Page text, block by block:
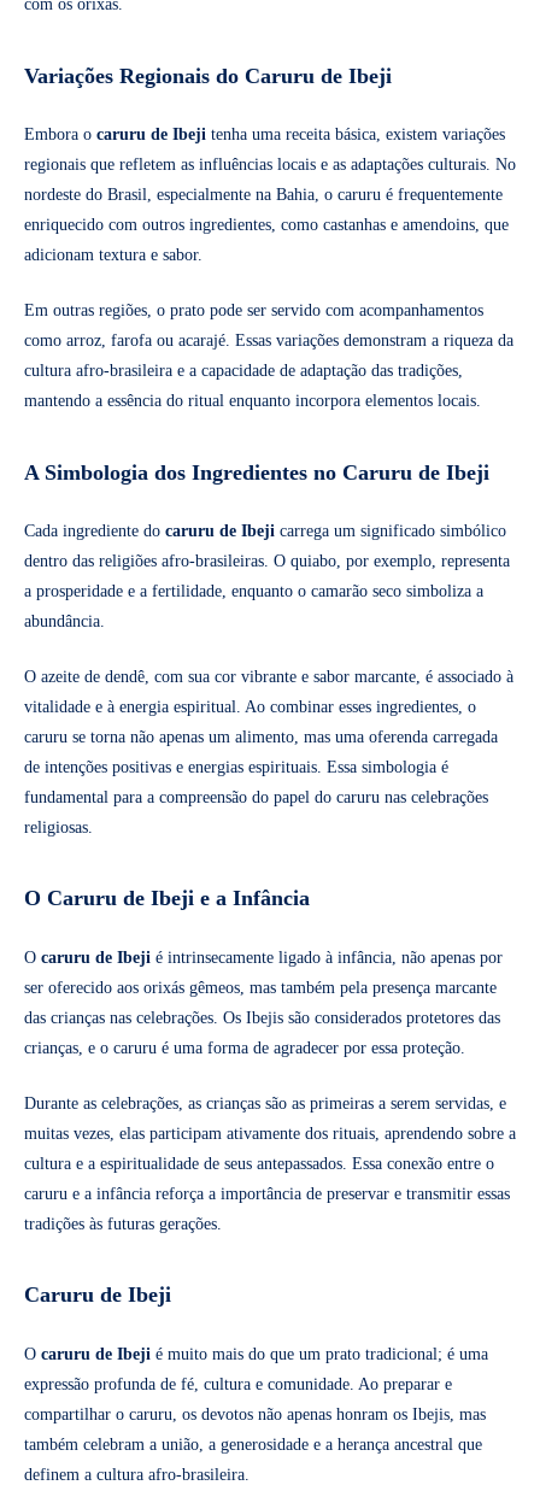
com os orixás.
Variações Regionais do Caruru de Ibeji
Embora o caruru de Ibeji tenha uma receita básica, existem variações
regionais que refletem as influências locais e as adaptações culturais. No
nordeste do Brasil, especialmente na Bahia, o caruru é frequentemente
enriquecido com outros ingredientes, como castanhas e amendoins, que
adicionam textura e sabor.
Em outras regiões, o prato pode ser servido com acompanhamentos
como arroz, farofa ou acarajé. Essas variações demonstram a riqueza da
cultura afro-brasileira e a capacidade de adaptação das tradições,
mantendo a essência do ritual enquanto incorpora elementos locais.
A Simbologia dos Ingredientes no Caruru de Ibeji
Cada ingrediente do caruru de Ibeji carrega um significado simbólico
dentro das religiões afro-brasileiras. O quiabo, por exemplo, representa
a prosperidade e a fertilidade, enquanto o camarão seco simboliza a
abundância.
O azeite de dendê, com sua cor vibrante e sabor marcante, é associado à
vitalidade e à energia espiritual. Ao combinar esses ingredientes, o
caruru se torna não apenas um alimento, mas uma oferenda carregada
de intenções positivas e energias espirituais. Essa simbologia é
fundamental para a compreensão do papel do caruru nas celebrações
religiosas.
O Caruru de Ibeji e a Infância
O caruru de Ibeji é intrinsecamente ligado à infância, não apenas por
ser oferecido aos orixás gêmeos, mas também pela presença marcante
das crianças nas celebrações. Os Ibejis são considerados protetores das
crianças, e o caruru é uma forma de agradecer por essa proteção.
Durante as celebrações, as crianças são as primeiras a serem servidas, e
muitas vezes, elas participam ativamente dos rituais, aprendendo sobre a
cultura e a espiritualidade de seus antepassados. Essa conexão entre o
caruru e a infância reforça a importância de preservar e transmitir essas
tradições às futuras gerações.
Caruru de Ibeji
O caruru de Ibeji é muito mais do que um prato tradicional; é uma
expressão profunda de fé, cultura e comunidade. Ao preparar e
compartilhar o caruru, os devotos não apenas honram os Ibejis, mas
também celebram a união, a generosidade e a herança ancestral que
definem a cultura afro-brasileira.